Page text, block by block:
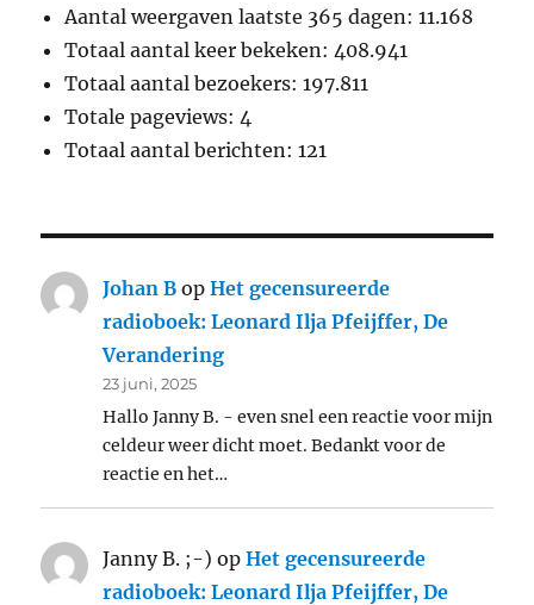
Aantal weergaven laatste 365 dagen:11.168
Totaal aantal keer bekeken: 408.941
Totaal aantal bezoekers:197.811
Totale pageviews: 4
Totaal aantal berichten:121
Johan B opHet gecensureerde
radioboek: Leonard Ilja Pfeijffer, De
Verandering
23 juni, 2025
Hallo Janny B. - even snel een reactie voor mijn
celdeur weer dicht moet. Bedankt voor de
reactie en het…
Janny B. ;-) opHet gecensureerde
radioboek: Leonard Ilja Pfeijffer, De